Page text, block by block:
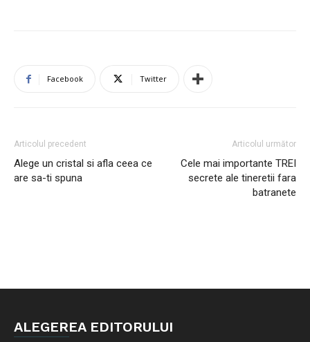
Facebook Twitter
Articolul precedent
Alege un cristal si afla ceea ce
are sa-ti spuna
Articolul următor
Cele mai importante TREI
secrete ale tineretii fara
batranete
ALEGEREA EDITORULUI